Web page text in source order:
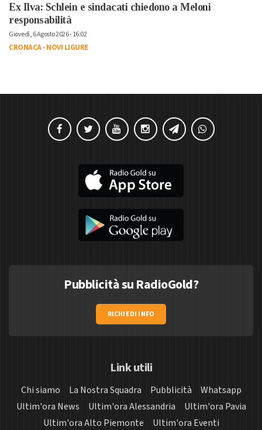
Ex Ilva: Schlein e sindacati chiedono a Meloni
responsabilità
Giovedì, 6 Agosto 2026 - 16:02
CRONACA-NOVI LIGURE
Pubblicità su RadioGold?
RICHIEDI INFO
Link utili
Chi siamo La Nostra Squadra Pubblicità
Whatsapp
Ultim'ora News
Ultim'ora Alessandria
Ultim'ora Pavia
Ultim'ora Alto Piemonte
Ultim'ora Eventi